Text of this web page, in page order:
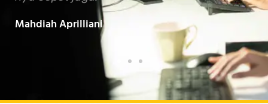
Baarokallahu Fiikum.."
Taufiqurrahman MZ